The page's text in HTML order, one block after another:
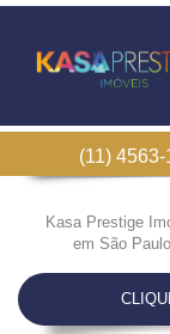
(11)
Kasa Prestige
em São